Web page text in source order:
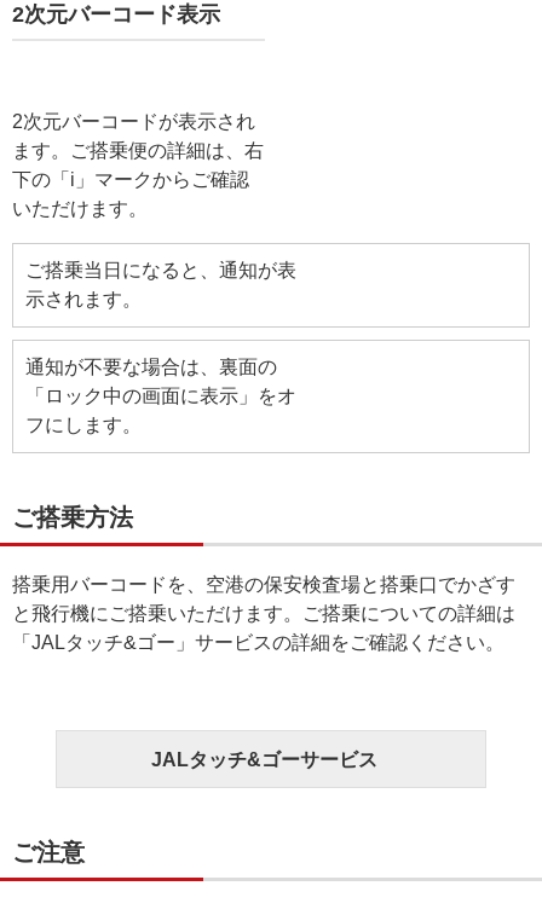
2次元バーコード表示
2次元バーコードが表示され
ます。ご搭乗便の詳細は、右
下の「i」マークからご確認
いただけます。
ご搭乗当日になると、通知が表
示されます。
通知が不要な場合は、裏面の
「ロック中の画面に表示」をオ
フにします。
ご搭乗方法
搭乗用バーコードを、空港の保安検査場と搭乗口でかざす
と飛行機にご搭乗いただけます。ご搭乗についての詳細は
「JALタッチ&ゴー」サービスの詳細をご確認ください。
JALタッチ&ゴーサービス
ご注意